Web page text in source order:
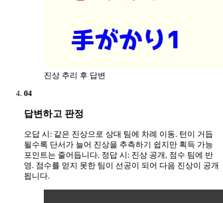
진상 추리 후 답변
04
답변하고 판정
오답 시: 같은 진상으로 상대 팀에 차례 이동. 턴이 거듭
될수록 단서가 늘어 진상을 추측하기 쉽지만 획득 가능
포인트는 줄어듭니다. 정답 시: 진상 공개, 점수 팀에 반
영. 점수를 얻지 못한 팀이 선공이 되어 다음 진상이 공개
됩니다.